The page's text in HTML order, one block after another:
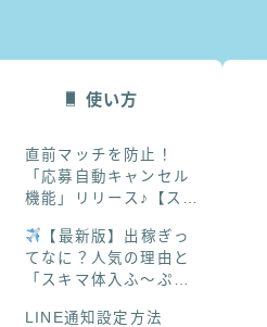
使い方
直前マッチを防止！
「応募自動キャンセル
機能」リリース♪【スキ
【最新版】出稼ぎっ
てなに？人気の理由と
「スキマ体入ふ〜ぷ」
LINE通知設定方法